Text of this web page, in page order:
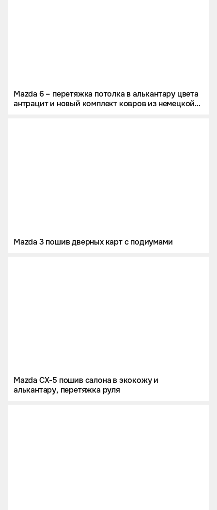
Mazda 6 – перетяжка потолка в алькантару цвета
антрацит и новый комплект ковров из немецкой
Mazda 3 пошив дверных карт с подиумами
Mazda CX-5 пошив салона в экокожу и
алькантару, перетяжка руля